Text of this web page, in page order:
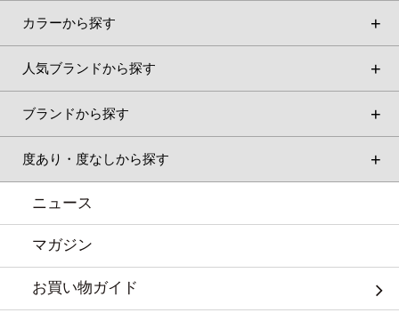
カラーから探す
人気ブランドから探す
ブランドから探す
度あり・度なしから探す
ニュース
マガジン
お買い物ガイド